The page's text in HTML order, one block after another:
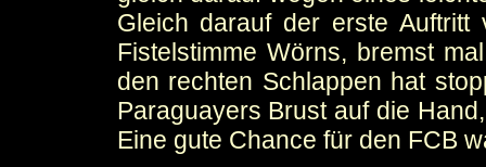
Gleich darauf der erste
Fistelstimme Wörns, bremst
den rechten Schlappen hat
Paraguayers Brust auf die
Eine gute Chance für den FCB